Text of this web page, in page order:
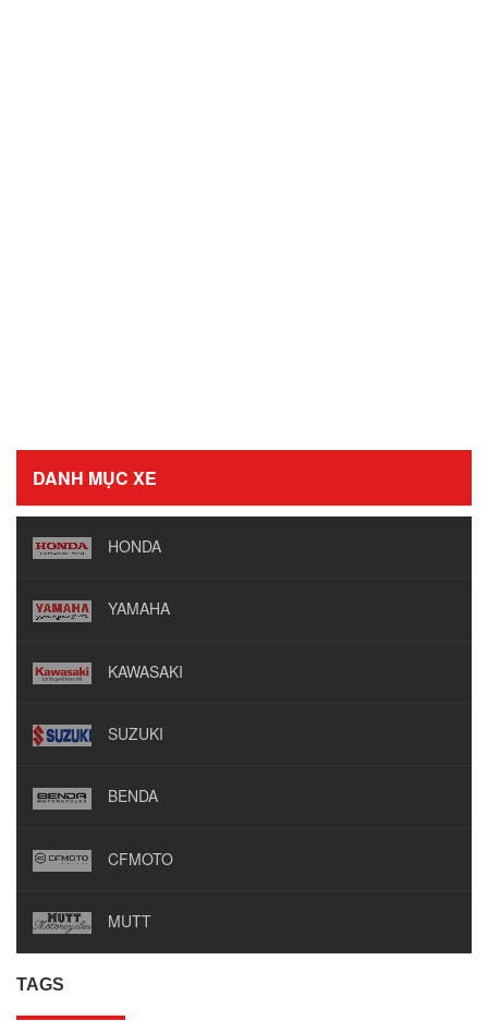
DANH MỤC XE
HONDA
YAMAHA
KAWASAKI
SUZUKI
BENDA
CFMOTO
MUTT
TAGS